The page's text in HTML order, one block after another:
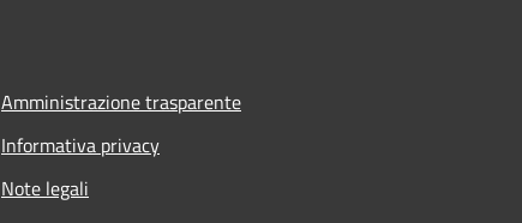
Amministrazione trasparente
Informativa privacy
Note legali